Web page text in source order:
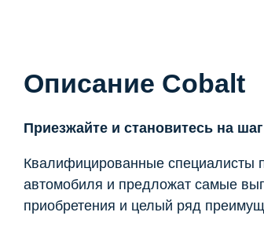
Описание Cobalt
Приезжайте и становитесь на
Квалифицированные специалисты
автомобиля и предложат самые
приобретения и целый ряд